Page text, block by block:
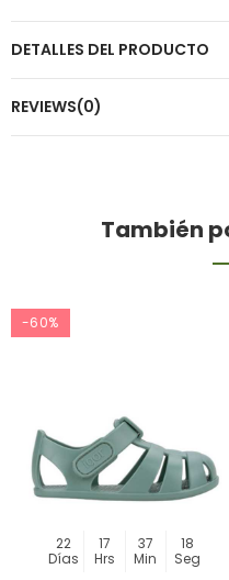
DETALLES DEL PRODUCTO
REVIEWS(0)
También
-60%
22
Días
17
Hrs
37
Min
18
Seg